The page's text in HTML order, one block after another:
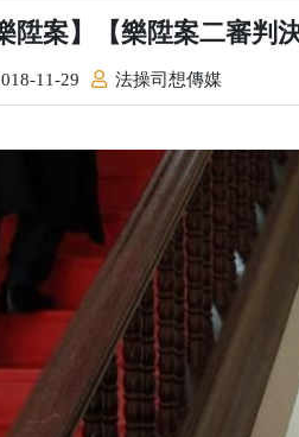
陞案】【樂陞案二審判
11-29 法操司想傳媒